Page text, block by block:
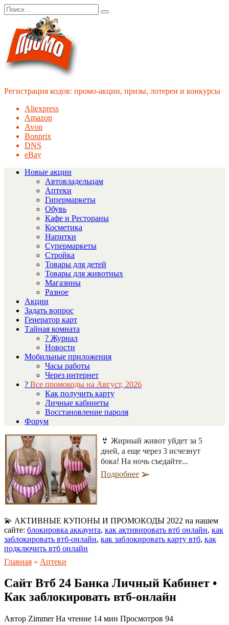
Перейти
к
содержанию
Search
for:
Регистрация кодов: промо-акции, призы, лотереи и конкурсы
Aliexpress
Amazon
Avon
Bonprix
DNS
eBay
Новые акции
Автовладельцам
Аптеки
Гипермаркеты
Обувь
Кафе и Рестораны
Косметика
Напитки
Супермаркеты
Стройка
Товары для детей
Товары для животных
Магазины
Разное
Акции
Задать вопрос
Генератор карт
Тайная комната
? Журнал
Новости
Мобильные приложения
Часы работы
Через интернет
? Все промокоды на Август, 2026
Как получить карту
Личные кабинеты
Восстановление пароля
Форум
👙 Жирный живот уйдет за 5
дней, а еще через 3 исчезнут
бока! На ночь съедайте...
Подробнее
💫 АКТИВНЫЕ КУПОНЫ И ПРОМОКОДЫ 2022 на нашем
сайте: блокировка аккаунта, как активировать втб онлайн, как
заблокировать втб-онлайн, как заблокировать карту втб, как
подключить втб онлайн
Главная » Аптеки
Сайт Втб 24 Банка Личный Кабинет •
Как заблокировать втб-онлайн
Автор Zimmer На чтение 14 мин Просмотров 94